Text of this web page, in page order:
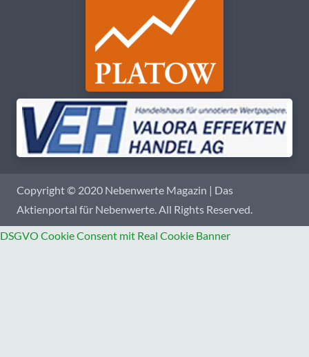
Copyright © 2020 Nebenwerte Magazin | Das
Aktienportal für Nebenwerte. All Rights Reserved.
DSGVO Cookie Consent mit Real Cookie Banner